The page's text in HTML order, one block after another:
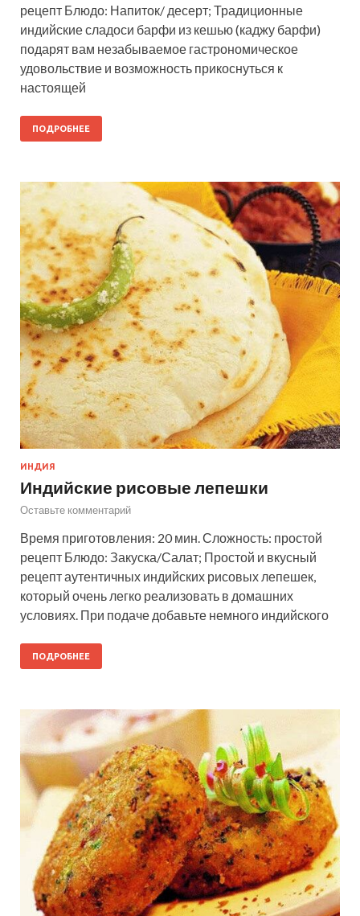
рецепт Блюдо: Напиток/ десерт; Традиционные
индийские сладоси барфи из кешью (каджу барфи)
подарят вам незабываемое гастрономическое
удовольствие и возможность прикоснуться к
настоящей
ПОДРОБНЕЕ
ИНДИЯ
Индийские рисовые лепешки
Оставьте комментарий
Время приготовления: 20 мин. Сложность: простой
рецепт Блюдо: Закуска/Салат; Простой и вкусный
рецепт аутентичных индийских рисовых лепешек,
который очень легко реализовать в домашних
условиях. При подаче добавьте немного индийского
ПОДРОБНЕЕ